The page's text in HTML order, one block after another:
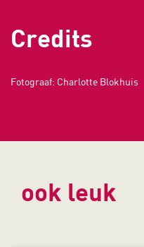
Credits
Fotograaf: Charlotte Blokhuis
ook leuk